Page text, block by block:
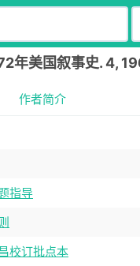
年美国叙事史. 4,
作者简介
指导
校订批点本